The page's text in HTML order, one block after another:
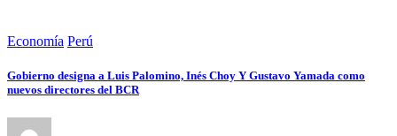
Economía Perú
Gobierno designa a Luis Palomino, Inés Choy Y Gustavo Yamada como
nuevos directores del BCR